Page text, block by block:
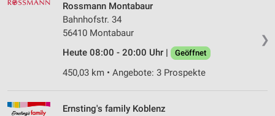
❯
Rossmann Montabaur
Bahnhofstr. 34
56410 Montabaur
Heute 08:00 - 20:00 Uhr |
Geöffnet
450,03 km • Angebote: 3 Prospekte
Ernsting's family Koblenz